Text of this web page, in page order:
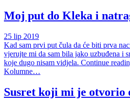
Moj put do Kleka i
25 lip 2019
Kad sam prvi put čula da će biti prva
vjerujte mi da sam bila jako uzbuđena i
koje dugo nisam vidjela. Continue
Kolumne…
Susret koji mi je otvorio